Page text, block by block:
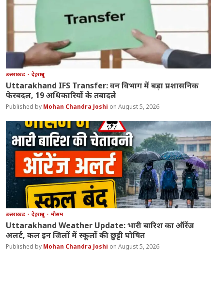
उत्तराखंड देहरादून
Uttarakhand IFS Transfer: वन विभाग में बड़ा प्रशासनिक
फेरबदल, 19 अधिकारियों के तबादले
Mohan Chandra Joshi August 5, 2026
उत्तराखंड देहरादून मौसम
Uttarakhand Weather Update: भारी बारिश का ऑरेंज
अलर्ट, कल इन जिलों में स्कूलों की छुट्टी घोषित
Mohan Chandra Joshi August 5, 2026